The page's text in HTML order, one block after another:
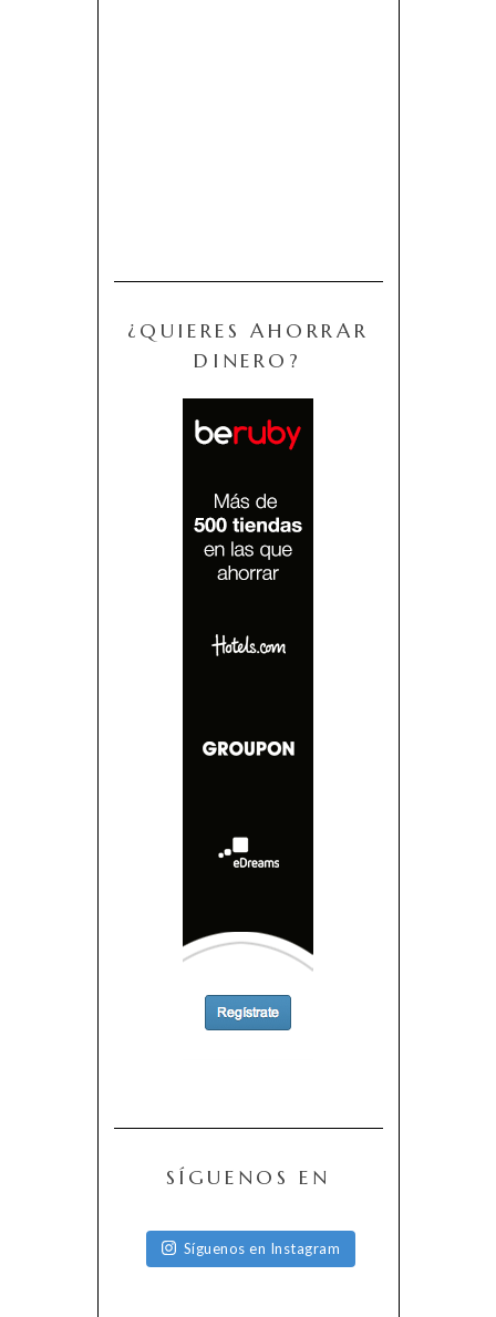
¿QUIERES AHORRAR
DINERO?
SÍGUENOS EN
Síguenos en Instagram